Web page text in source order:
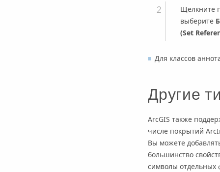
Щелкните
выберите
(Set
Для классов
Другие
ArcGIS также
числе покрытий
Вы можете
большинство
символы отдельных